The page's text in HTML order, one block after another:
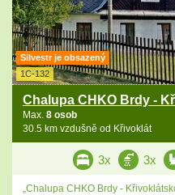
Silvestr je obsazený
1C-132
Chalupa CHKO Brdy -
Max. 8 osob
30.5 km vzdušně od Křivoklát
3x 3x
„Chalupa CHKO Brdy -